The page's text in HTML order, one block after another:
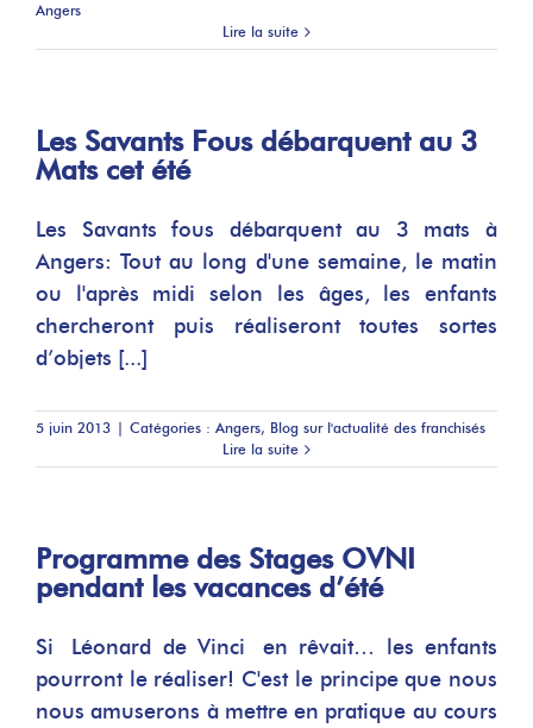
Angers
Lire la suite
Les Savants Fous débarquent au 3
Mats cet été
Les Savants fous débarquent au 3 mats à
Angers: Tout au long d'une semaine, le matin
ou l'après midi selon les âges, les enfants
chercheront puis réaliseront toutes sortes
d’objets [...]
5 juin 2013 | Catégories : Angers, Blog sur l'actualité des franchisés
Lire la suite
Programme des Stages OVNI
pendant les vacances d’été
Si Léonard de Vinci en rêvait… les enfants
pourront le réaliser! C'est le principe que nous
nous amuserons à mettre en pratique au cours